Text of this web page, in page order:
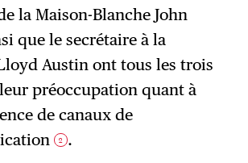
la Maison-Blanche John
que le secrétaire à la
Austin ont tous les trois
préoccupation quant à
de canaux de
2 .